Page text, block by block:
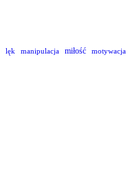
lęk manipulacja miłość motywacja